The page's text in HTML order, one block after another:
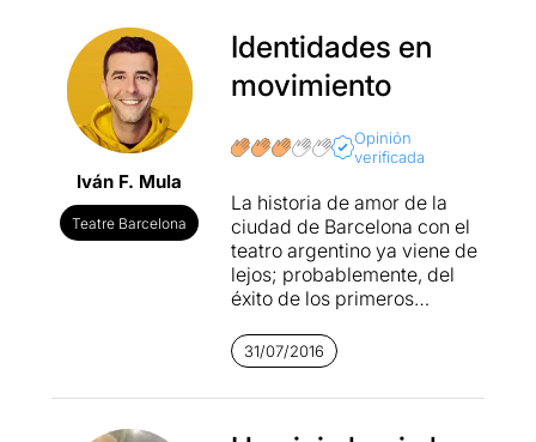
Iván F. Mula
Teatre Barcelona
Identidades en
movimiento
Opinión
verificada
La historia de amor de la
ciudad de Barcelona con el
teatro argentino ya viene de
lejos; probablemente, del
éxito de los primeros
Daulte de la década pasada
a quien siguieron otros
autores y directores como
31/07/2016